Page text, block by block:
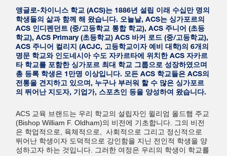
앵글로-차이니스 학교 (ACS)는 1886년 설립 이래 수십만 명의
학생들의 삶과 함께 해 왔습니다. 오늘날, ACS는 싱가포르의
ACS 인디펜던트 (중/고등학교 통합 학교), ACS 주니어 (초등
학교), ACS Primary (초등학교) ACS 바커 로드 (중/고등학교),
ACS 주니어 컬리지 (ACJC, 고등학교이자 예비 대학)의 6개의
명문 학교와 인도네시아 수도 자카르타에 위치한 ACS 자카르
타 학교를 포함한 싱가포르 최대 학교 그룹으로 성장하였으며
총 등록 학생은 1만명 이상입니다. 모든 ACS 학교들은 ACS의
전통을 견지하고 있으며, 누구나 부러워 할 수 많은 싱가포르
의 뛰어난 지도자, 기업가, 스포츠인 등을 양성하여 왔습니다.
ACS 교육 브랜드는 우리 학교의 설립자인 윌리엄 올드햄 주교
(Bishop William F. Oldham)의 비전에 기초합니다. 그의 비전
은 학업적으로, 육체적으로, 사회적으로 그리고 정신적으로
뛰어난 학생이자 도덕적으로 강인함을 지닌 전인적 학생을 양
성하고자 하는 것입니다. 그러한 여정은 우리의 학생이 학교를